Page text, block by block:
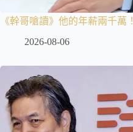
《幹哥嗆讀》他的年薪兩千萬！
2026-08-06